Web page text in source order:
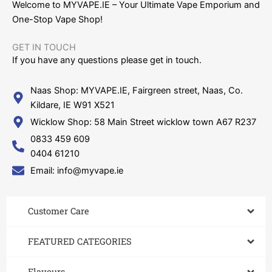
Welcome to MYVAPE.IE – Your Ultimate Vape Emporium and
One-Stop Vape Shop!
GET IN TOUCH​
If you have any questions please get in touch.
Naas Shop: MYVAPE.IE, Fairgreen street, Naas, Co.
Kildare, IE W91 X521
Wicklow Shop: 58 Main Street wicklow town A67 R237
0833 459 609
0404 61210
Email: info@myvape.ie
Customer Care​
FEATURED CATEGORIES